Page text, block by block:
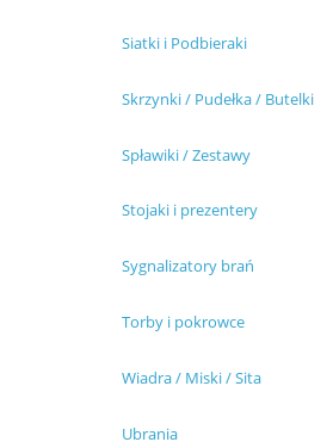
Siatki i Podbieraki
Skrzynki / Pudełka / Butelki
Spławiki / Zestawy
Stojaki i prezentery
Sygnalizatory brań
Torby i pokrowce
Wiadra / Miski / Sita
Ubrania